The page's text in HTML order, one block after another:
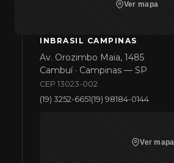
Ver mapa
INBRASIL CAMPINAS
Av. Orozimbo Maia, 1485
Cambuí · Campinas — SP
CEP 13023-002
(19) 3252-6651(19) 98184-0144
Ver mapa